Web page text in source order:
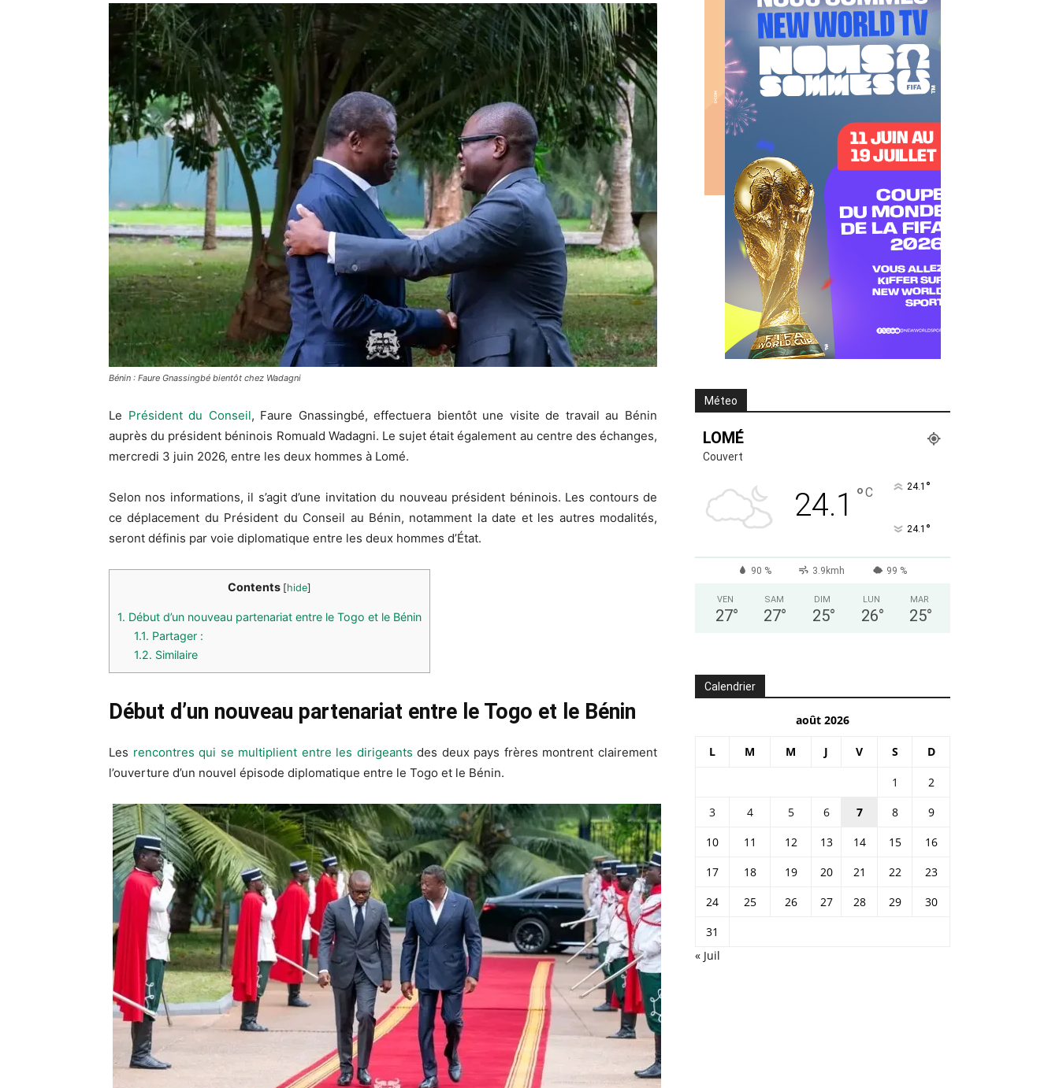
Bénin : Faure Gnassingbé bientôt chez Wadagni
Le Président du Conseil, Faure Gnassingbé, effectuera bientôt une visite de travail au Bénin
auprès du président béninois Romuald Wadagni. Le sujet était également au centre des échanges,
mercredi 3 juin 2026, entre les deux hommes à Lomé.
Selon nos informations, il s’agit d’une invitation du nouveau président béninois. Les contours de
ce déplacement du Président du Conseil au Bénin, notamment la date et les autres modalités,
seront définis par voie diplomatique entre les deux hommes d’État.
Contents [hide]
1. Début d’un nouveau partenariat entre le Togo et le Bénin
1.1. Partager :
1.2. Similaire
Début d’un nouveau partenariat entre le Togo et le Bénin
Les rencontres qui se multiplient entre les dirigeants des deux pays frères montrent clairement
l’ouverture d’un nouvel épisode diplomatique entre le Togo et le Bénin.
Méteo
LOMÉ
Couvert
24.1 °C 24.1 °
24.1 °
90 % 3.9kmh 99 %
VEN
27°
SAM
27°
DIM
25°
LUN
26°
MAR
25°
Calendrier
août 2026
L M M J V S D
1
2
3
4 5 6 7 8
9
10
11 12 13 14 15
16
17
18 19 20 21 22
23
24
25 26 27 28 29
30
31
« Juil